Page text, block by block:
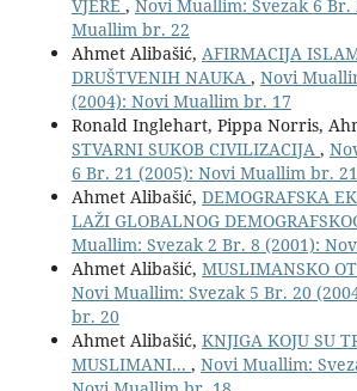
VJERE , Novi Muallim: Svezak 6 Br.
Muallim br. 22
Ahmet Alibašić, AFIRMACIJA
DRUŠTVENIH NAUKA , Novi
(2004): Novi Muallim br. 17
Ronald Inglehart, Pippa Norris,
STVARNI SUKOB CIVILIZACIJA ,
6 Br. 21 (2005): Novi Muallim br. 21
Ahmet Alibašić, DEMOGRAFSKA
LAŽI GLOBALNOG
Muallim: Svezak 2 Br. 8 (2001):
Ahmet Alibašić, MUSLIMANSKO
Novi Muallim: Svezak 5 Br. 20
br. 20
Ahmet Alibašić, KNJIGA KOJU SU
MUSLIMANI... , Novi Muallim: